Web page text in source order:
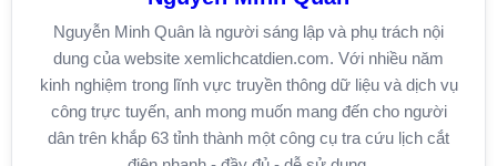
Nguyễn Minh Quân là người sáng lập và phụ trách nội
dung của website xemlichcatdien.com. Với nhiều năm
kinh nghiệm trong lĩnh vực truyền thông dữ liệu và dịch vụ
công trực tuyến, anh mong muốn mang đến cho người
dân trên khắp 63 tỉnh thành một công cụ tra cứu lịch cắt